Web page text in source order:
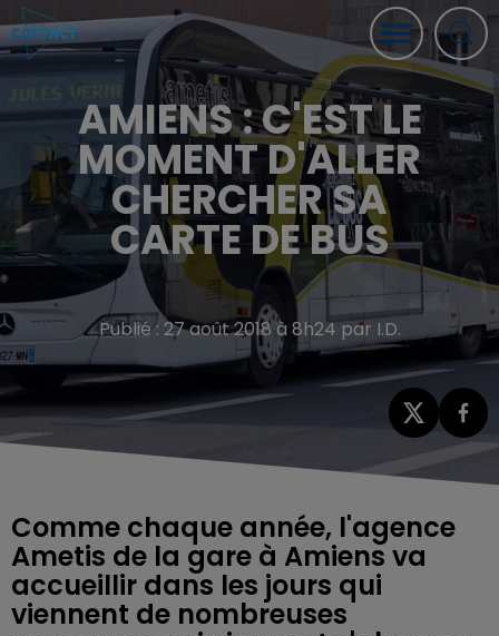
AMIENS : C'EST LE
MOMENT D'ALLER
CHERCHER SA
CARTE DE BUS
Publié : 27 août 2018 à 8h24 par I.D.
Comme chaque année, l'agence
Ametis de la gare à Amiens va
accueillir dans les jours qui
viennent de nombreuses